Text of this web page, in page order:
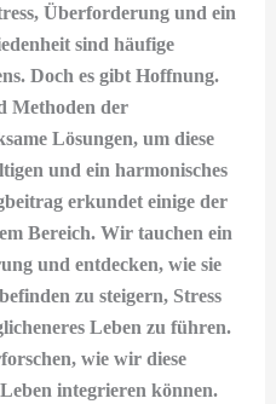
Überforderung und ein
sind häufige
Doch es gibt Hoffnung.
Methoden der
Lösungen, um diese
und ein harmonisches
erkundet einige der
Bereich. Wir tauchen ein
und entdecken, wie sie
zu steigern, Stress
Leben zu führen.
wie wir diese
integrieren können.